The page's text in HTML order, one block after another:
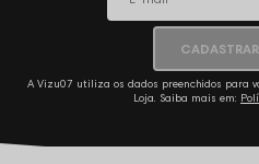
A Vizu07 utiliza os dados preenchidos para
Loja. Saiba mais em: